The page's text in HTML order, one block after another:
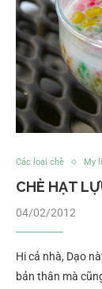
Các loại chè My
CHÈ HẠT
04/02/2012
Hi cả nhà, Dạo
bản thân mà